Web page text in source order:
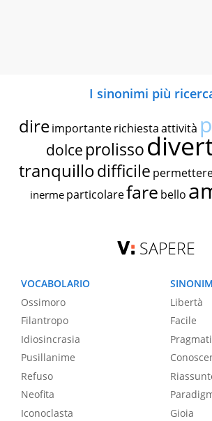
I sinonimi più
dire importante richiestaattività
dolce prolisso
tranquillodifficile
inerme particolarefare bello
SAPERE
VOCABOLARIO
Ossimoro
Filantropo
Idiosincrasia
Pusillanime
Refuso
Neofita
Iconoclasta
Libertà
Facile
Gioia